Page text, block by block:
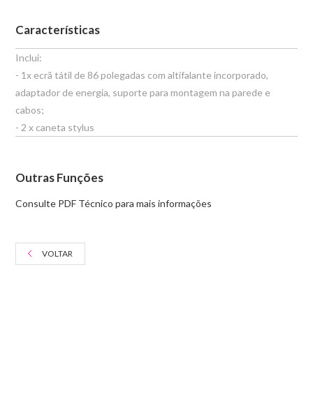
Características
Inclui:
- 1x ecrã tátil de 86 polegadas com altifalante incorporado,
adaptador de energia, suporte para montagem na parede e
cabos;
- 2 x caneta stylus
Outras Funções
Consulte PDF Técnico para mais informações
VOLTAR